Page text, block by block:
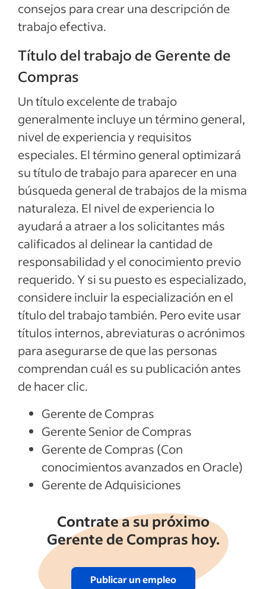
consejos para crear una descripción de
trabajo efectiva.
Título del trabajo de Gerente de
Compras
Un título excelente de trabajo
generalmente incluye un término general,
nivel de experiencia y requisitos
especiales. El término general optimizará
su título de trabajo para aparecer en una
búsqueda general de trabajos de la misma
naturaleza. El nivel de experiencia lo
ayudará a atraer a los solicitantes más
calificados al delinear la cantidad de
responsabilidad y el conocimiento previo
requerido. Y si su puesto es especializado,
considere incluir la especialización en el
título del trabajo también. Pero evite usar
títulos internos, abreviaturas o acrónimos
para asegurarse de que las personas
comprendan cuál es su publicación antes
de hacer clic.
Gerente de Compras
Gerente Senior de Compras
Gerente de Compras (Con
conocimientos avanzados en Oracle)
Gerente de Adquisiciones
Contrate a su próximo
Gerente de Compras hoy.
Publicar un empleo